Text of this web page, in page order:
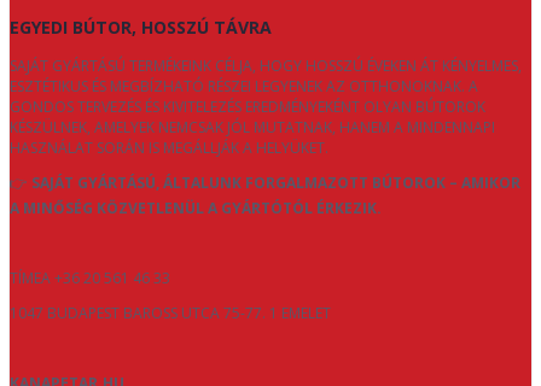
EGYEDI BÚTOR, HOSSZÚ TÁVRA
SAJÁT GYÁRTÁSÚ TERMÉKEINK CÉLJA, HOGY HOSSZÚ ÉVEKEN ÁT KÉNYELMES,
ESZTÉTIKUS ÉS MEGBÍZHATÓ RÉSZEI LEGYENEK AZ OTTHONOKNAK. A
GONDOS TERVEZÉS ÉS KIVITELEZÉS EREDMÉNYEKÉNT OLYAN BÚTOROK
KÉSZÜLNEK, AMELYEK NEMCSAK JÓL MUTATNAK, HANEM A MINDENNAPI
HASZNÁLAT SORÁN IS MEGÁLLJÁK A HELYÜKET.
👉 SAJÁT GYÁRTÁSÚ, ÁLTALUNK FORGALMAZOTT BÚTOROK – AMIKOR
A MINŐSÉG KÖZVETLENÜL A GYÁRTÓTÓL ÉRKEZIK.
TÍMEA +36 20 561 46 33
1047 BUDAPEST BAROSS UTCA 75-77. 1 EMELET